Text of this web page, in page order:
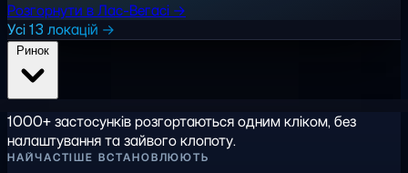
Розгорнути в Лас-Вегасі →
Усі 13 локацій →
1000+ застосунків розгортаються одним кліком, без
налаштування та зайвого клопоту.
НАЙЧАСТІШЕ ВСТАНОВЛЮЮТЬ